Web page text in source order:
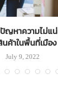
ญหาความไม่แ
นค้าในพื้นที่เมือง
July 9, 2022